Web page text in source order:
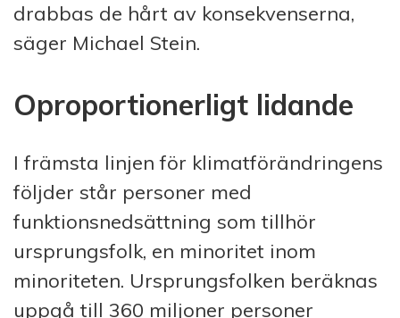
drabbas de hårt av konsekvenserna,
säger Michael Stein.
Oproportionerligt lidande
I främsta linjen för klimatförändringens
följder står personer med
funktionsnedsättning som tillhör
ursprungsfolk, en minoritet inom
minoriteten. Ursprungsfolken beräknas
uppgå till 360 miljoner personer